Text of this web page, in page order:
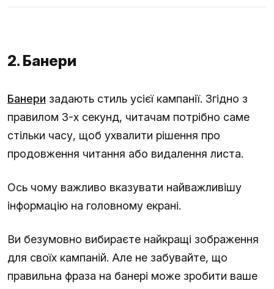
2. Банери
Банери задають стиль усієї кампанії. Згідно з
правилом 3-х секунд, читачам потрібно саме
стільки часу, щоб ухвалити рішення про
продовження читання або видалення листа.
Ось чому важливо вказувати найважливішу
інформацію на головному екрані.
Ви безумовно вибираєте найкращі зображення
для своїх кампаній. Але не забувайте, що
правильна фраза на банері може зробити ваше